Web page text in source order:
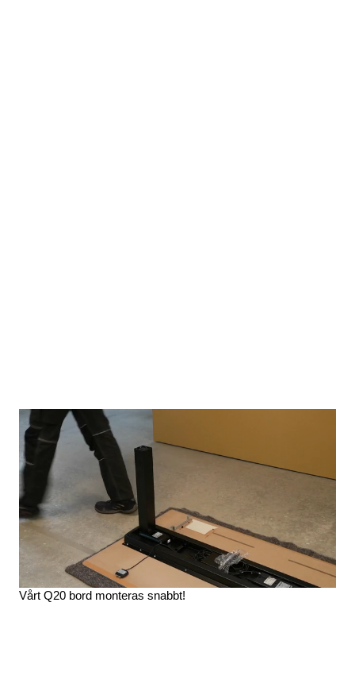
Vårt Q20 bord monteras snabbt!